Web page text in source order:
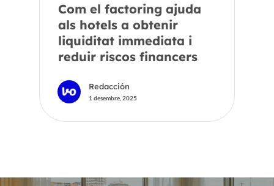
Com el factoring ajuda
als hotels a obtenir
liquiditat immediata i
reduir riscos financers
Redacción
1 desembre, 2025